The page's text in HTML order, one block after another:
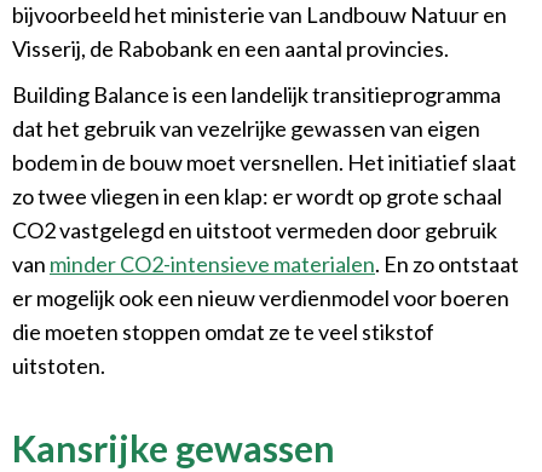
bijvoorbeeld het ministerie van Landbouw Natuur en
Visserij, de Rabobank en een aantal provincies.
Building Balance is een landelijk transitieprogramma
dat het gebruik van vezelrijke gewassen van eigen
bodem in de bouw moet versnellen. Het initiatief slaat
zo twee vliegen in een klap: er wordt op grote schaal
CO2 vastgelegd en uitstoot vermeden door gebruik
van minder CO2-intensieve materialen. En zo ontstaat
er mogelijk ook een nieuw verdienmodel voor boeren
die moeten stoppen omdat ze te veel stikstof
uitstoten.
Kansrijke gewassen